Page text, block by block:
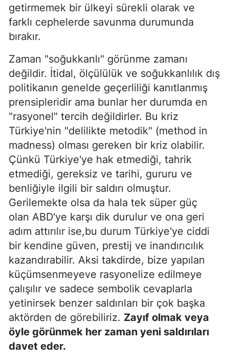
getirmemek bir ülkeyi sürekli olarak ve
farklı cephelerde savunma durumunda
bırakır.
Zaman "soğukkanlı" görünme zamanı
değildir. İtidal, ölçülülük ve soğukkanlılık dış
politikanın genelde geçerliliği kanıtlanmış
prensipleridir ama bunlar her durumda en
"rasyonel" tercih değildirler. Bu kriz
Türkiye'nin "delilikte metodik" (method in
madness) olması gereken bir kriz olabilir.
Çünkü Türkiye'ye hak etmediği, tahrik
etmediği, gereksiz ve tarihi, gururu ve
benliğiyle ilgili bir saldırı olmuştur.
Gerilemekte olsa da hala tek süper güç
olan ABD'ye karşı dik durulur ve ona geri
adım attırılır ise,bu durum Türkiye'ye ciddi
bir kendine güven, prestij ve inandırıcılık
kazandırabilir. Aksi takdirde, bize yapılan
küçümsenmeyeve rasyonelize edilmeye
çalışılır ve sadece sembolik cevaplarla
yetinirsek benzer saldırıları bir çok başka
aktörden de görebiliriz. Zayıf olmak veya
öyle görünmek her zaman yeni saldırıları
davet eder.